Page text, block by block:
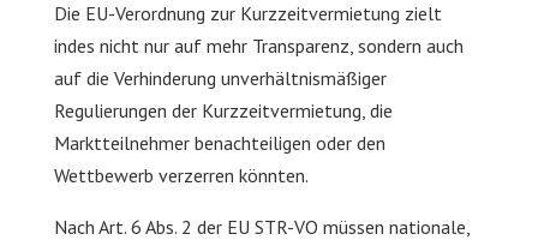
Die EU-Verordnung zur Kurzzeitvermietung zielt
indes nicht nur auf mehr Transparenz, sondern auch
auf die Verhinderung unverhältnismäßiger
Regulierungen der Kurzzeitvermietung, die
Marktteilnehmer benachteiligen oder den
Wettbewerb verzerren könnten.
Nach Art. 6 Abs. 2 der EU STR-VO müssen nationale,